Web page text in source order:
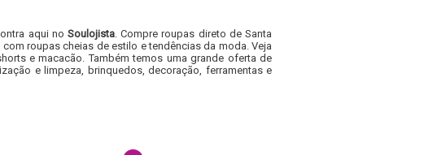
aqui no Soulojista. Compre roupas direto de Santa
roupas cheias de estilo e tendências da moda. Veja
e macacão. Também temos uma grande oferta de
e limpeza, brinquedos, decoração, ferramentas e